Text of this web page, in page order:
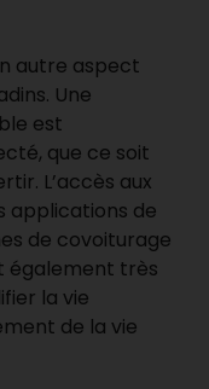
autre aspect
Une
est
que ce soit
L’accès aux
applications de
de covoiturage
également très
la vie
de la vie